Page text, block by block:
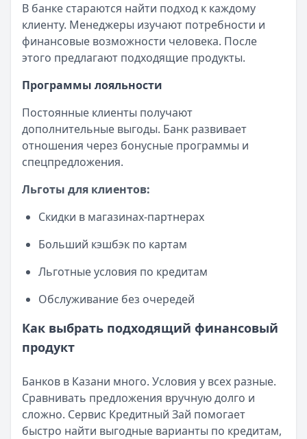
В банке стараются найти подход к каждому
клиенту. Менеджеры изучают потребности и
финансовые возможности человека. После
этого предлагают подходящие продукты.
Программы лояльности
Постоянные клиенты получают
дополнительные выгоды. Банк развивает
отношения через бонусные программы и
спецпредложения.
Льготы для клиентов:
Скидки в магазинах-партнерах
Больший кэшбэк по картам
Льготные условия по кредитам
Обслуживание без очередей
Как выбрать подходящий финансовый
продукт
Банков в Казани много. Условия у всех разные.
Сравнивать предложения вручную долго и
сложно. Сервис Кредитный Зай помогает
быстро найти выгодные варианты по кредитам,